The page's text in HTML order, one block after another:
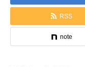
RSS
note